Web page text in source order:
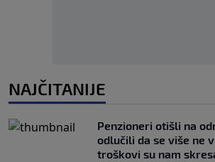
NAJČITANIJE
Penzioneri otišli na
odlučili da se više ne
troškovi su nam